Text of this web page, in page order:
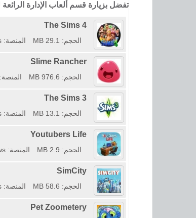
تفضل بزيارة قسم ألعاب الإدارة
The Sims 4
الحجم: 29.1 MB المنصة: Windows
Slime Rancher
الحجم: 976.6 MB المنصة: Windows
The Sims 3
الحجم: 13.1 MB المنصة: Windows
Youtubers Life
الحجم: 2.9 MB المنصة: Windows
SimCity
الحجم: 58.6 MB المنصة: Windows
Pet Zoometery